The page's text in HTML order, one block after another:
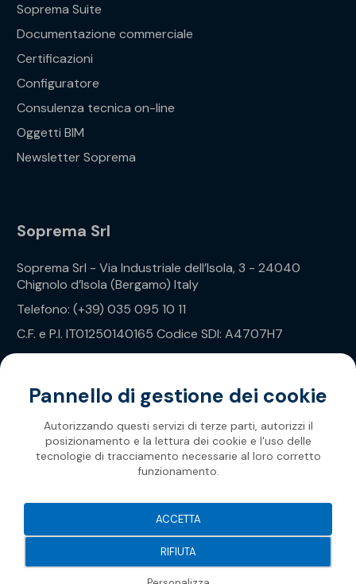
Soprema Suite
Documentazione commerciale
Certificazioni
Configuratore
Consulenza tecnica on-line
Oggetti BIM
Newsletter Soprema
Soprema Srl
Soprema Srl - Via Industriale dell’Isola, 3 - 24040
Chignolo d’Isola (Bergamo) Italy
Telefono: (+39) 035 095 10 11
C.F. e P.I. IT01250140165 Codice SDI: A4707H7
Privacy Policy
Soprema 2026
Pannello di gestione dei cookie
Autorizzando questi servizi di terze parti, autorizzi il
posizionamento e la lettura dei cookie e l'uso delle
tecnologie di tracciamento necessarie al loro corretto
funzionamento.
RIFIUTA
ACCETTA